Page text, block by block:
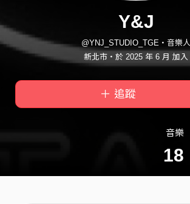
Y&J
@YNJ_STUDIO_TGE・音樂人
新北市・於 2025 年 6 月 加入
＋ 追蹤
音樂
18